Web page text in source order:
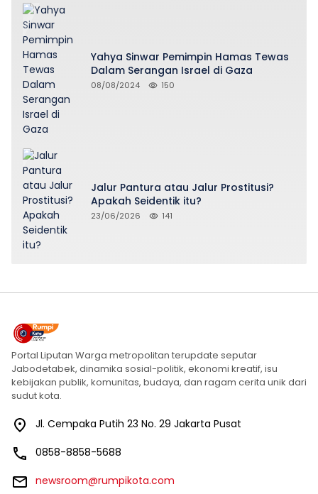
Yahya Sinwar Pemimpin Hamas Tewas
Dalam Serangan Israel di Gaza
08/08/2024 150
Jalur Pantura atau Jalur Prostitusi?
Apakah Seidentik itu?
23/06/2026 141
Portal Liputan Warga metropolitan terupdate seputar
Jabodetabek, dinamika sosial-politik, ekonomi kreatif, isu
kebijakan publik, komunitas, budaya, dan ragam cerita unik dari
sudut kota.
Jl. Cempaka Putih 23 No. 29 Jakarta Pusat
0858-8858-5688
newsroom@rumpikota.com